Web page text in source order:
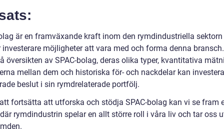
är en framväxande kraft inom den rymdindustriella
investerare möjligheter att vara med och forma denna
översikten av SPAC-bolag, deras olika typer, kvantitativa
mellan dem och historiska för- och nackdelar kan
beslut i sin rymdrelaterade portfölj.
fortsätta att utforska och stödja SPAC-bolag kan vi se fram
rymdindustrin spelar en allt större roll i våra liv och tar oss